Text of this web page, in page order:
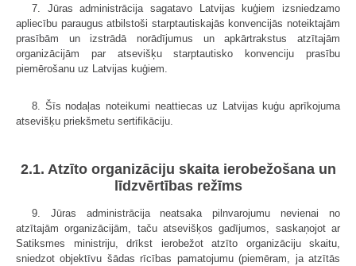
7. Jūras administrācija sagatavo Latvijas kuģiem izsniedzamo
apliecību paraugus atbilstoši starptautiskajās konvencijās noteiktajām
prasībām un izstrādā norādījumus un apkārtrakstus atzītajām
organizācijām par atsevišķu starptautisko konvenciju prasību
piemērošanu uz Latvijas kuģiem.
8. Šīs nodaļas noteikumi neattiecas uz Latvijas kuģu aprīkojuma
atsevišķu priekšmetu sertifikāciju.
2.1. Atzīto organizāciju skaita ierobežošana un
līdzvērtības režīms
9. Jūras administrācija neatsaka pilnvarojumu nevienai no
atzītajām organizācijām, taču atsevišķos gadījumos, saskaņojot ar
Satiksmes ministriju, drīkst ierobežot atzīto organizāciju skaitu,
sniedzot objektīvu šādas rīcības pamatojumu (piemēram, ja atzītās